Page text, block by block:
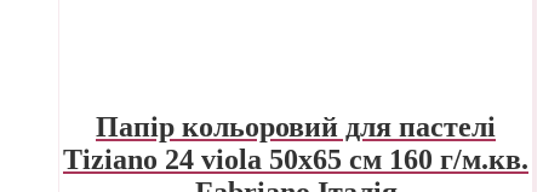
Папір кольоровий для пастелі
Tiziano 24 viola 50х65 см 160 г/м.кв.